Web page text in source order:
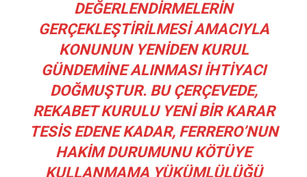
DEĞERLENDIRMELERIN
GERÇEKLEŞTIRILMESI AMACIYLA
KONUNUN YENIDEN KURUL
GÜNDEMINE ALINMASI IHTIYACI
DOĞMUŞTUR. BU ÇERÇEVEDE,
REKABET KURULU YENI BIR KARAR
TESIS EDENE KADAR, FERRERO’NUN
HAKIM DURUMUNU KÖTÜYE
KULLANMAMA YÜKÜMLÜLÜĞÜ